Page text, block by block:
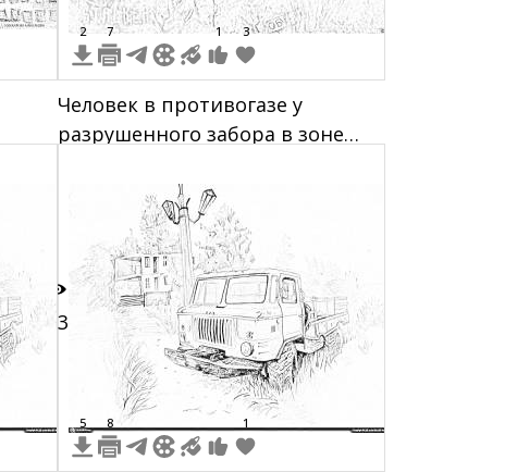
2 7 1 3
Человек в противогазе у
разрушенного забора в зоне
разрушенные постройки, дым,
вертолет в небе
23
5 8 1